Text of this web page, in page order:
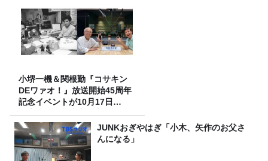
小堺一機＆関根勤『コサキン
DEワァオ！』放送開始45周年
記念イベントが10月17日
（土）に開催決定！本日より
FC先行受付スタート！JUNKおぎやはぎ「小木、矢作のお父さ
んになる」